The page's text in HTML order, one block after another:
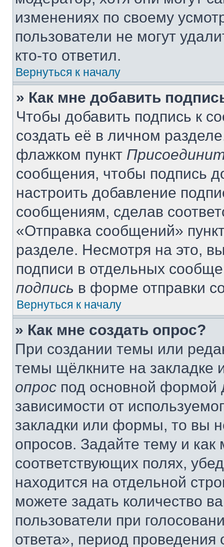
изменениях по своему
пользователи не могут
кто-то ответил.
Вернуться к началу
» Как мне добавить
Чтобы добавить подпись к
создать её в личном
флажком пункт
сообщения, чтобы подпись
настроить добавление
сообщениям, сделав
«Отправка сообщений»
разделе. Несмотря на это,
подписи в отдельных
подпись в форме отправки
Вернуться к началу
» Как мне создать опрос?
При создании темы или
темы щёлкните на
опрос под основной формой
зависимости от
закладки или формы, то вы
опросов. Задайте тему и
соответствующих полях,
находится на отдельной
можете задать количество
пользователи при
ответа», период проведения